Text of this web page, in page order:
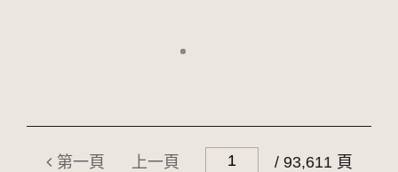
第一頁 上一頁 / 93,611 頁